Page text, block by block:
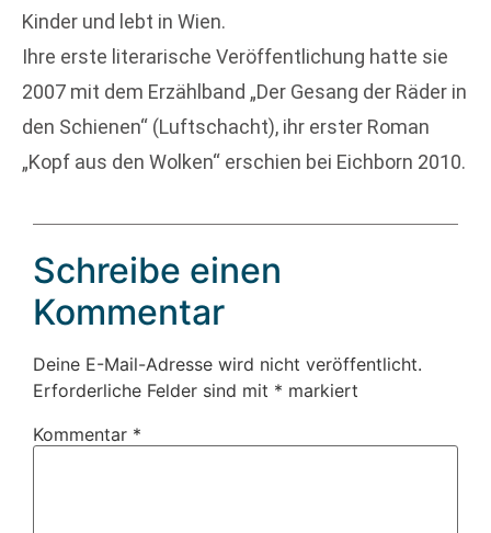
Kinder und lebt in Wien.
Ihre erste literarische Veröffentlichung hatte sie
2007 mit dem Erzählband „Der Gesang der Räder in
den Schienen“ (Luftschacht), ihr erster Roman
„Kopf aus den Wolken“ erschien bei Eichborn 2010.
Schreibe einen
Kommentar
Deine E-Mail-Adresse wird nicht veröffentlicht.
Erforderliche Felder sind mit * markiert
Kommentar *